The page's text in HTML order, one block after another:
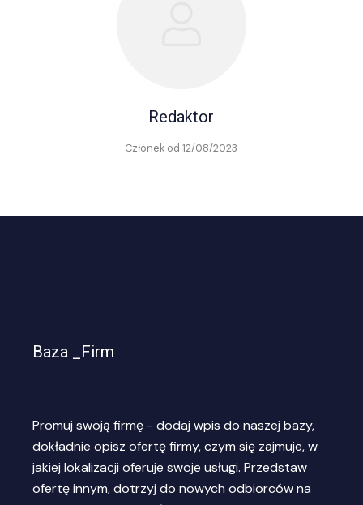
Redaktor
Członek od 12/08/2023
Baza _Firm
Promuj swoją firmę - dodaj wpis do naszej bazy,
dokładnie opisz ofertę firmy, czym się zajmuje, w
jakiej lokalizacji oferuje swoje usługi. Przedstaw
ofertę innym, dotrzyj do nowych odbiorców na